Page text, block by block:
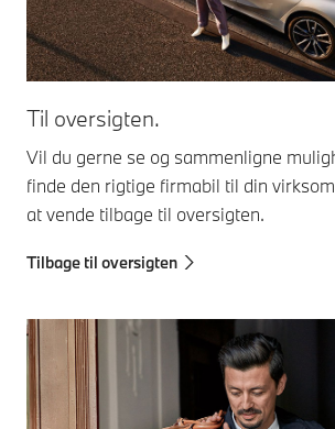
Til oversigten.
Vil du gerne se og sammenligne
finde den rigtige firmabil til din
at vende tilbage til oversigten.
Tilbage til oversigten